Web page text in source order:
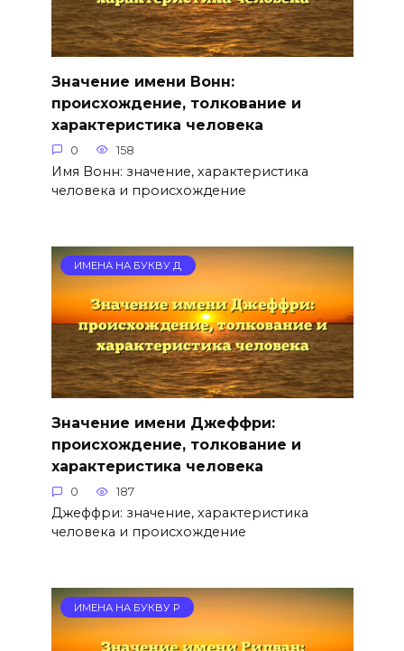
Значение имени Вонн:
происхождение, толкование и
характеристика человека
0 158
Имя Вонн: значение, характеристика
человека и происхождение
ИМЕНА НА БУКВУ Д
Значение имени Джеффри:
происхождение, толкование и
характеристика человека
0 187
Джеффри: значение, характеристика
человека и происхождение
ИМЕНА НА БУКВУ Р